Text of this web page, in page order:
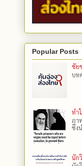
Popular Posts
ชัย
บท
ทำ
ภา
ซึ่ง
นัก